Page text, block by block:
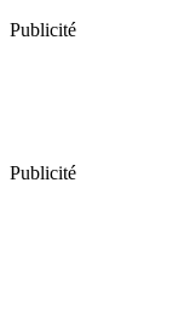
Publicité
Publicité